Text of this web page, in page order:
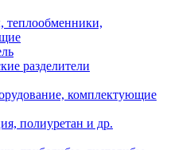
теплообменники,
разделители
комплектующие
полиуретан и др.